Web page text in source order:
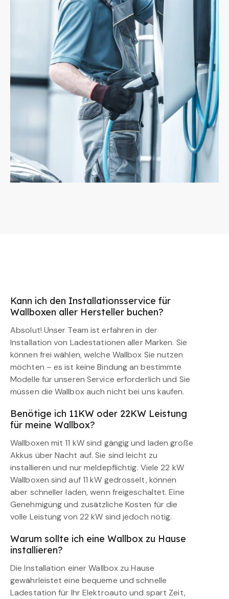
Kann ich den Installationsservice für
Wallboxen aller Hersteller buchen?
Absolut! Unser Team ist erfahren in der
Installation von Ladestationen aller Marken. Sie
können frei wählen, welche Wallbox Sie nutzen
möchten – es ist keine Bindung an bestimmte
Modelle für unseren Service erforderlich und Sie
müssen die Wallbox auch nicht bei uns kaufen.
Benötige ich 11KW oder 22KW Leistung
für meine Wallbox?
Wallboxen mit 11 kW sind gängig und laden große
Akkus über Nacht auf. Sie sind leicht zu
installieren und nur meldepflichtig. Viele 22 kW
Wallboxen sind auf 11 kW gedrosselt, können
aber schneller laden, wenn freigeschaltet. Eine
Genehmigung und zusätzliche Kosten für die
volle Leistung von 22 kW sind jedoch nötig.
Warum sollte ich eine Wallbox zu Hause
installieren?
Die Installation einer Wallbox zu Hause
gewährleistet eine bequeme und schnelle
Ladestation für Ihr Elektroauto und spart Zeit,